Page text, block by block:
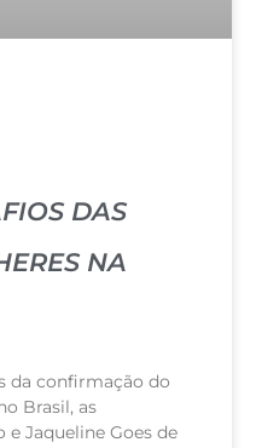
DAS
NA
da confirmação do
Brasil, as
e Jaqueline Goes de